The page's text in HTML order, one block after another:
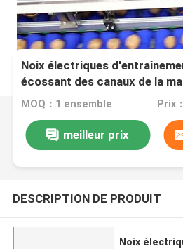
Noix électriques
écossant des canaux de la
MOQ：1 ensemble Prix
meilleur prix
DESCRIPTION DE PRODUIT
Noix